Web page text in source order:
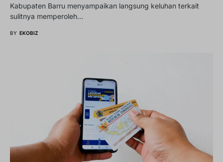
Kabupaten Barru menyampaikan langsung keluhan terkait
sulitnya memperoleh…
BY EKOBIZ